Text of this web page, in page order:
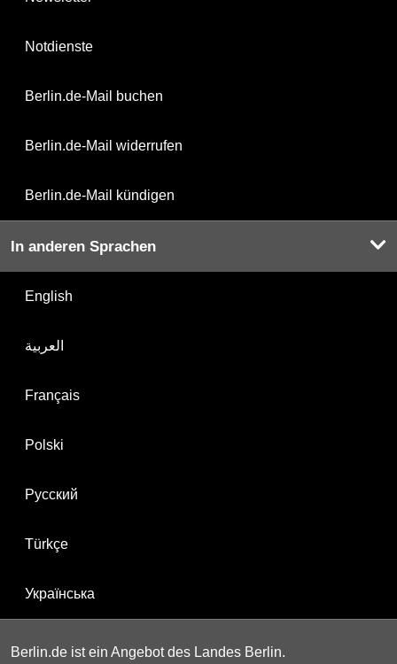
Notdienste
Berlin.de-Mail buchen
Berlin.de-Mail widerrufen
Berlin.de-Mail kündigen
In anderen Sprachen
English
العربية
Français
Polski
Русский
Türkçe
Українська
Berlin.de ist ein Angebot des Landes Berlin.